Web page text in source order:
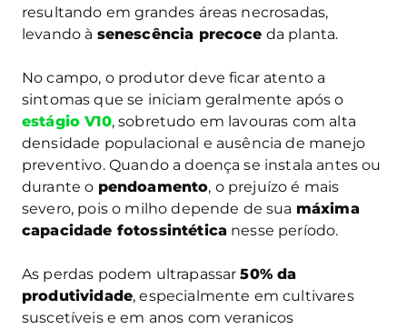
resultando em grandes áreas necrosadas,
levando à senescência precoce da planta.
No campo, o produtor deve ficar atento a
sintomas que se iniciam geralmente após o
estágio V10, sobretudo em lavouras com alta
densidade populacional e ausência de manejo
preventivo. Quando a doença se instala antes ou
durante o pendoamento, o prejuízo é mais
severo, pois o milho depende de sua máxima
capacidade fotossintética nesse período.
As perdas podem ultrapassar50% da
produtividade, especialmente em cultivares
suscetíveis e em anos com veranicos